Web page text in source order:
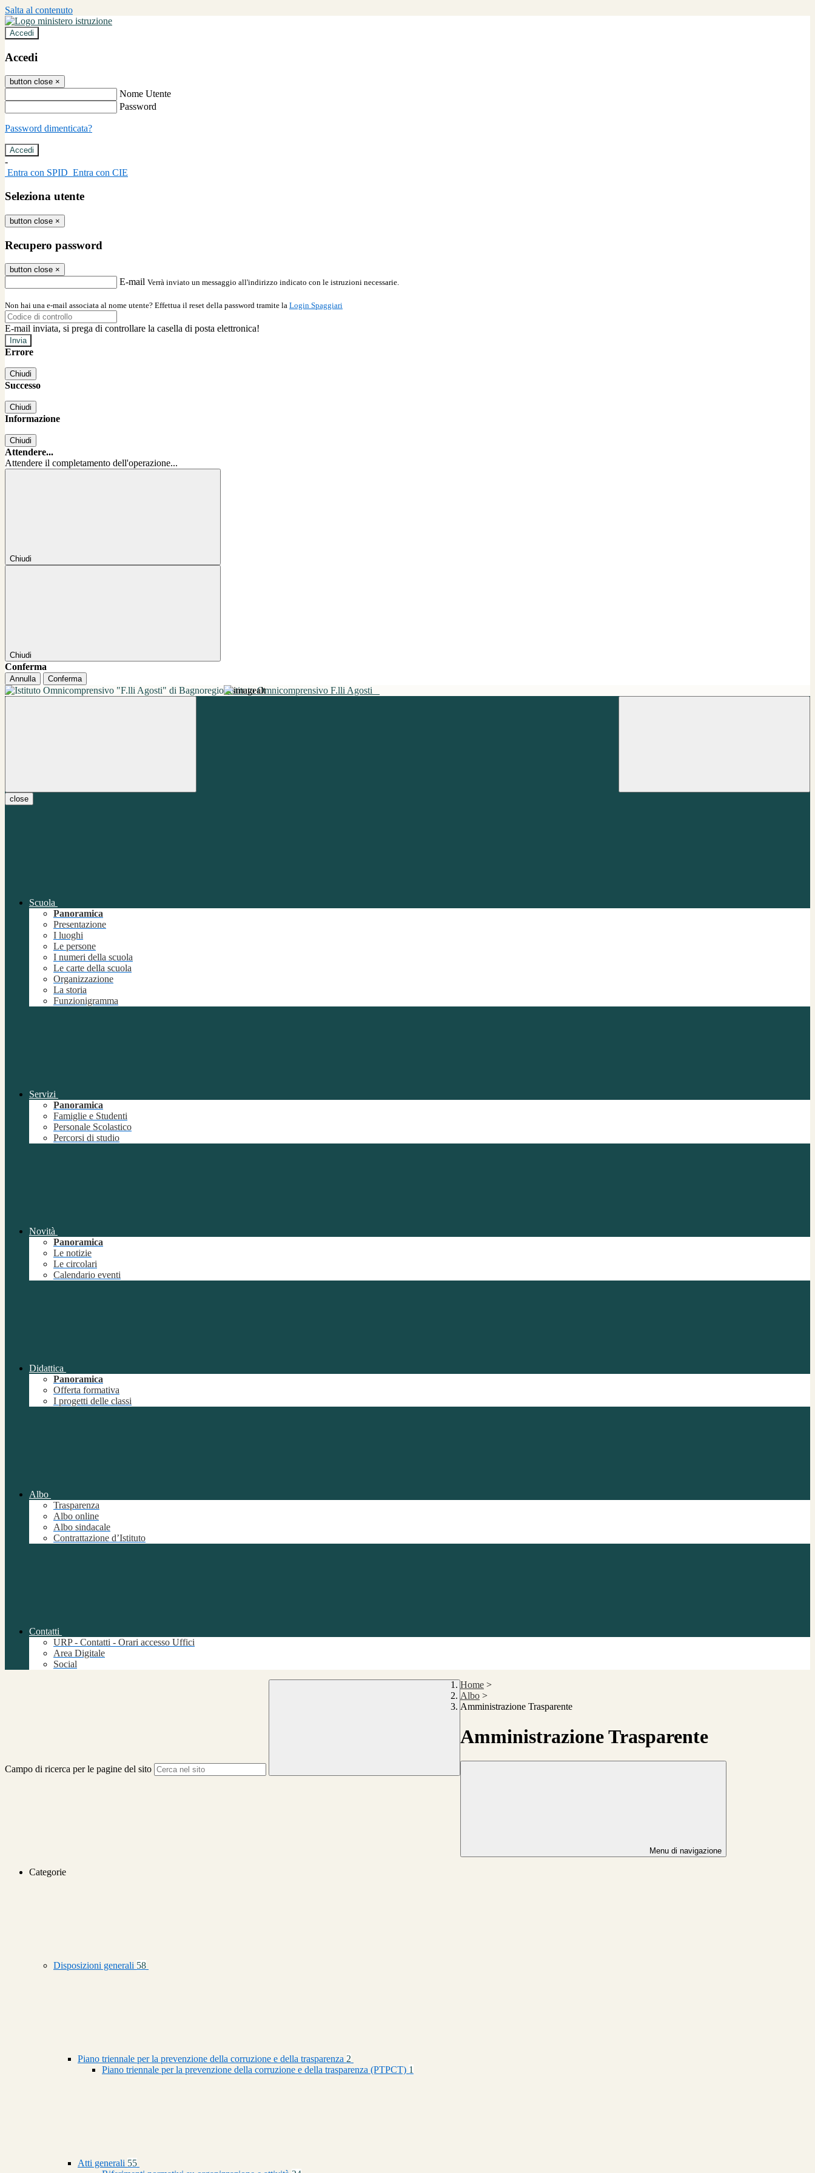
Salta al contenuto
Accedi
Accedi
button close ×
Nome Utente
Password
Password dimenticata?
-
Entra con SPID Entra con CIE
Seleziona utente
button close ×
Recupero password
button close ×
E-mail Verrà inviato un messaggio all'indirizzo indicato con le istruzioni necessarie.
Non hai una e-mail associata al nome utente? Effettua il reset della password tramite la Login Spaggiari
E-mail inviata, si prega di controllare la casella di posta elettronica!
Errore
Chiudi
Successo
Chiudi
Informazione
Chiudi
Attendere...
Attendere il completamento dell'operazione...
Chiudi
Chiudi
Conferma
Annulla Conferma
Istituto Omnicomprensivo F.lli Agosti
close
Scuola
Panoramica
Presentazione
I luoghi
Le persone
I numeri della scuola
Le carte della scuola
Organizzazione
La storia
Funzionigramma
Servizi
Panoramica
Famiglie e Studenti
Personale Scolastico
Percorsi di studio
Novità
Panoramica
Le notizie
Le circolari
Calendario eventi
Didattica
Panoramica
Offerta formativa
I progetti delle classi
Albo
Trasparenza
Albo online
Albo sindacale
Contrattazione d’Istituto
Contatti
URP - Contatti - Orari accesso Uffici
Area Digitale
Social
Campo di ricerca per le pagine del sito
Home >
Albo >
Amministrazione Trasparente
Amministrazione Trasparente
Menu di navigazione
Categorie
Disposizioni generali 58
Piano triennale per la prevenzione della corruzione e della trasparenza 2
Piano triennale per la prevenzione della corruzione e della trasparenza (PTPCT) 1
Atti generali 55